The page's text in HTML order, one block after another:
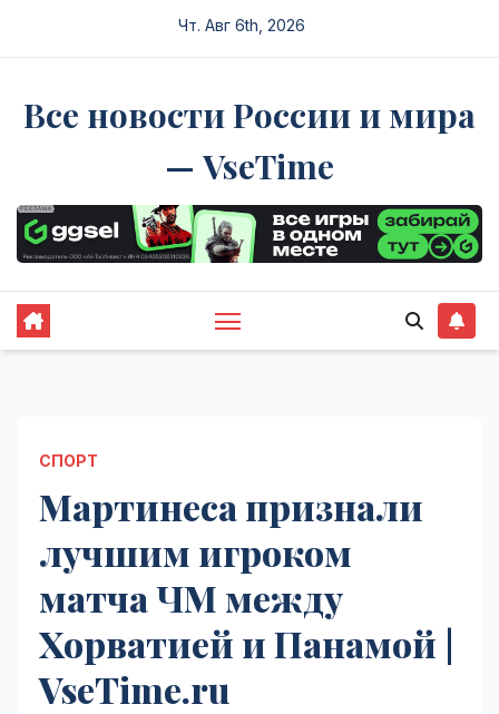
Чт. Авг 6th, 2026
Все новости России и мира
— VseTime
СПОРТ
Мартинеса признали
лучшим игроком
матча ЧМ между
Хорватией и Панамой |
VseTime.ru